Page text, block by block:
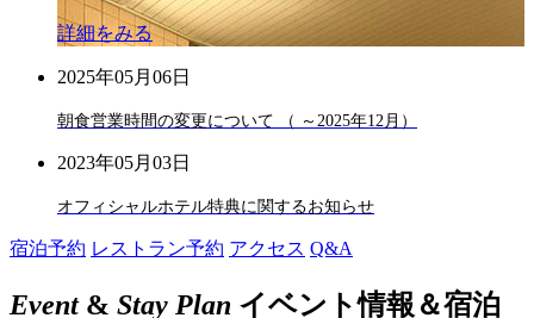
詳細をみる
2025年05月06日
朝食営業時間の変更について （ ～2025年12月）
2023年05月03日
オフィシャルホテル特典に関するお知らせ
宿泊予約 レストラン予約 アクセス Q&A
Event& Stay Plan イベント情報＆宿泊